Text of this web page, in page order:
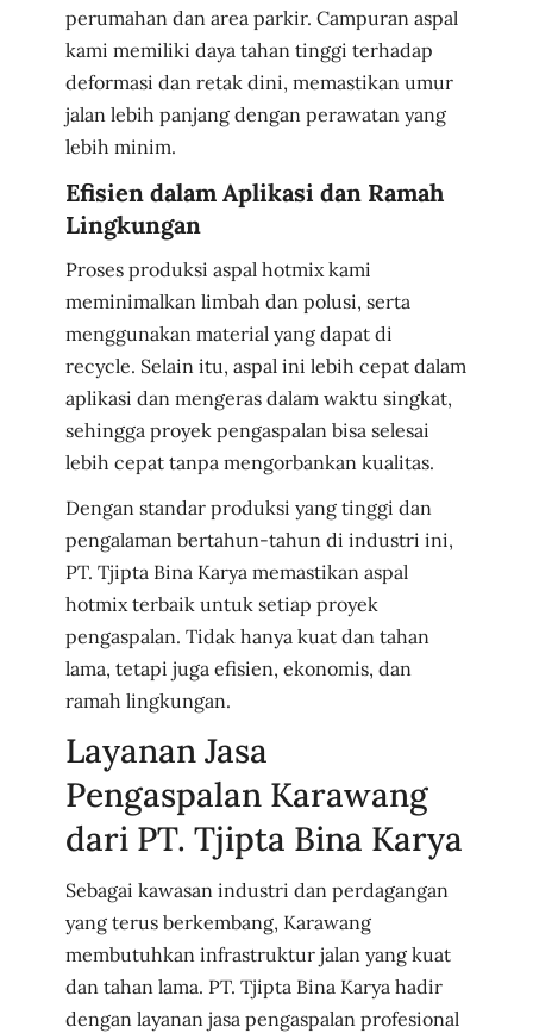
perumahan dan area parkir. Campuran aspal
kami memiliki daya tahan tinggi terhadap
deformasi dan retak dini, memastikan umur
jalan lebih panjang dengan perawatan yang
lebih minim.
Efisien dalam Aplikasi dan Ramah
Lingkungan
Proses produksi aspal hotmix kami
meminimalkan limbah dan polusi, serta
menggunakan material yang dapat di
recycle. Selain itu, aspal ini lebih cepat dalam
aplikasi dan mengeras dalam waktu singkat,
sehingga proyek pengaspalan bisa selesai
lebih cepat tanpa mengorbankan kualitas.
Dengan standar produksi yang tinggi dan
pengalaman bertahun-tahun di industri ini,
PT. Tjipta Bina Karya memastikan aspal
hotmix terbaik untuk setiap proyek
pengaspalan. Tidak hanya kuat dan tahan
lama, tetapi juga efisien, ekonomis, dan
ramah lingkungan.
Layanan Jasa
Pengaspalan Karawang
dari PT. Tjipta Bina Karya
Sebagai kawasan industri dan perdagangan
yang terus berkembang, Karawang
membutuhkan infrastruktur jalan yang kuat
dan tahan lama. PT. Tjipta Bina Karya hadir
dengan layanan jasa pengaspalan profesional